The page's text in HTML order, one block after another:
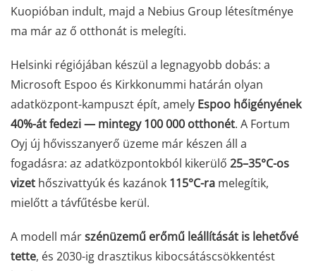
Kuopióban indult, majd a Nebius Group létesítménye
ma már az ő otthonát is melegíti.
Helsinki régiójában készül a legnagyobb dobás: a
Microsoft Espoo és Kirkkonummi határán olyan
adatközpont-kampuszt épít, amely Espoo hőigényének
40%-át fedezi — mintegy 100 000 otthonét. A Fortum
Oyj új hővisszanyerő üzeme már készen áll a
fogadásra: az adatközpontokból kikerülő 25–35°C-os
vizet hőszivattyúk és kazánok 115°C-ra melegítik,
mielőtt a távfűtésbe kerül.
A modell márszénüzemű erőmű leállítását is lehetővé
tette, és 2030-ig drasztikus kibocsátáscsökkentést